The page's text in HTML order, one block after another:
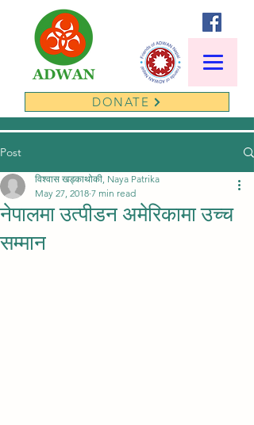
DONATE
Post
नेपालमा उत्पीडन अमेरिकामा उच्च
सम्मान
विश्वास खड्काथोकी, Naya Patrika
May 27, 2018 7 min read